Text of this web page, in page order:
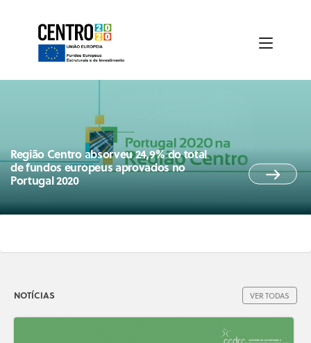
Região Centro absorveu 24,9% do total
de fundos europeus aprovados no
Portugal 2020
NOTÍCIAS VER TODAS